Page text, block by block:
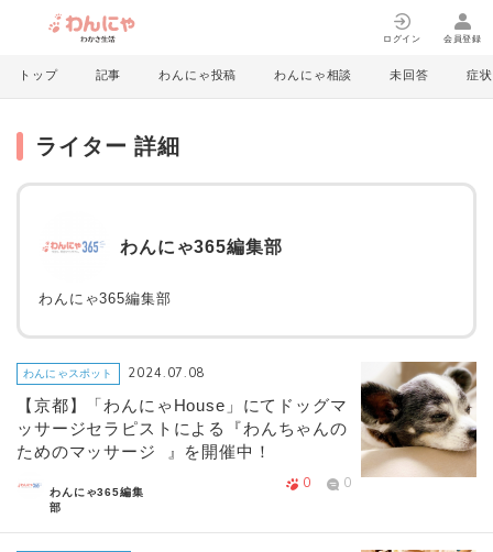
ログイン 会員登録
トップ 記事 わんにゃ投稿 わんにゃ相談 未回答 症状
ライター 詳細
わんにゃ365編集部
わんにゃ365編集部
わんにゃスポット 2024.07.08
【京都】「わんにゃHouse」にてドッグマ
ッサージセラピストによる『わんちゃんの
ためのマッサージ 』を開催中！
わんにゃ365編集
部
0 0